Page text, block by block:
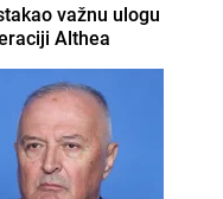
važnu ulogu
Althea